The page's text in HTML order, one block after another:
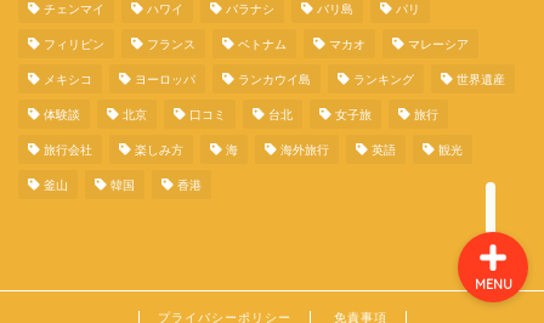
チェンマイ ハワイ バラナシ バリ島 パリ
フィリピン フランス ベトナム マカオ マレーシア
メキシコ ヨーロッパ ランカウイ島 ランキング 世界遺産
体験談 北京 口コミ 台北 女子旅 旅行
旅行会社 楽しみ方 海 海外旅行 英語 観光
釜山 韓国 香港
プライバシーポリシー 免責事項
MENU
イタリア
スペイン